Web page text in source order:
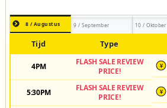
8 / Augustus 9 / September 10 / Oktober
Tijd Type
4PM
FLASH SALE REVIEW
PRICE!
¥
5:30PM
FLASH SALE REVIEW
PRICE!
¥